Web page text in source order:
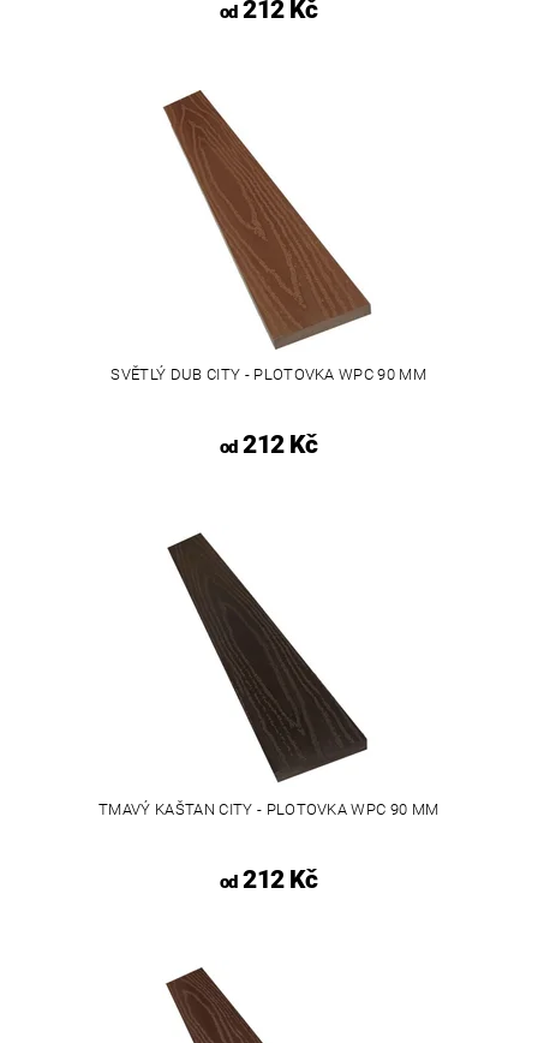
od212 Kč
SVĚTLÝ DUB CITY - PLOTOVKA WPC 90 MM
od212 Kč
TMAVÝ KAŠTAN CITY - PLOTOVKA WPC 90 MM
od212 Kč